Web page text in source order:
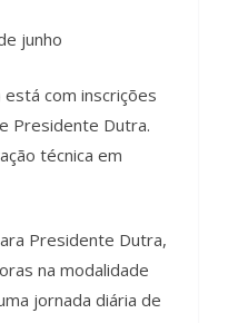
junho
com inscrições
Presidente Dutra.
técnica em
Presidente Dutra,
na modalidade
jornada diária de